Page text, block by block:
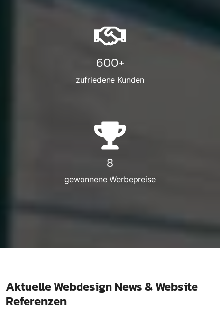
600+
zufriedene Kunden
8
gewonnene Werbepreise
Aktuelle Webdesign News & Website
Referenzen